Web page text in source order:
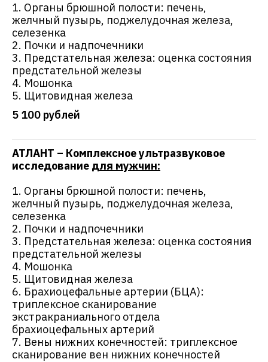
1. Органы брюшной полости: печень,
желчный пузырь, поджелудочная железа,
селезенка
2. Почки и надпочечники
3. Предстательная железа: оценка состояния
предстательной железы
4. Мошонка
5. Щитовидная железа
5 100 рублей
АТЛАНТ – Комплексное ультразвуковое
исследование для мужчин:
1. Органы брюшной полости: печень,
желчный пузырь, поджелудочная железа,
селезенка
2. Почки и надпочечники
3. Предстательная железа: оценка состояния
предстательной железы
4. Мошонка
5. Щитовидная железа
6. Брахиоцефальные артерии (БЦА):
триплексное сканирование
экстракраниального отдела
брахиоцефальных артерий
7. Вены нижних конечностей: триплексное
сканирование вен нижних конечностей